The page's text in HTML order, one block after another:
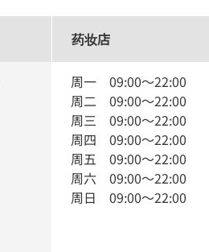
药妆店
周一 09:00～22:00
周二 09:00～22:00
周三 09:00～22:00
周四 09:00～22:00
周五 09:00～22:00
周六 09:00～22:00
周日 09:00～22:00